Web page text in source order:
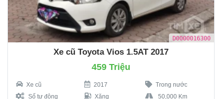
D0000016300
Xe cũ Toyota Vios 1.5AT 2017
459 Triệu
Xe cũ 2017
Trong nước
Số tự động
Xăng 50,000 Km